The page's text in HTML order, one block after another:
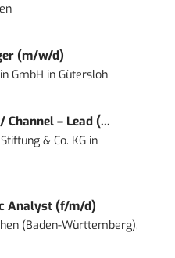
(m/w/d)
GmbH inGütersloh
Channel – Lead (...
& Co. KG in
Analyst (f/m/d)
(Baden-Württemberg),